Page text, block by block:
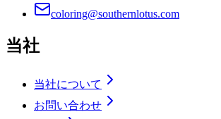
coloring@southernlotus.com
当社
当社について
お問い合わせ